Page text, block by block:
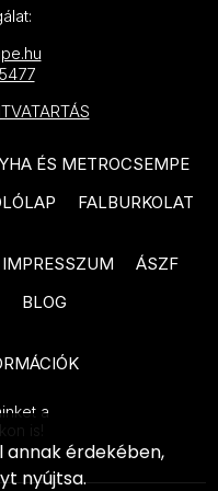
ÉS METROCSEMPE
FALBURKOLAT
IMPRESSZUM
ÁSZF
BLOG
a
is!
annak érdekében,
nyújtsa.